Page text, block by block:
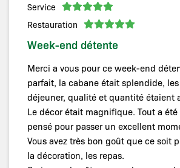
Service
Restauration
Week-end détente
Merci a vous pour ce week-end
parfait, la cabane était splendide,
déjeuner, qualité et quantité étaient
Le décor était magnifique. Tout a
pensé pour passer un excellent
Vous avez très bon goût que ce soit
la décoration, les repas.